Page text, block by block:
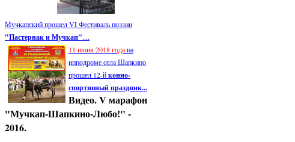
Мучкапский прошел VI Фестиваль поэзии
"Пастернак и Мучкап"....
11 июня 2018 годана
ипподроме села Шапкино
прошел 12-йконно-
спортивный праздник...
Видео. V марафон
"Мучкап-Шапкино-Любо!" -
2016.